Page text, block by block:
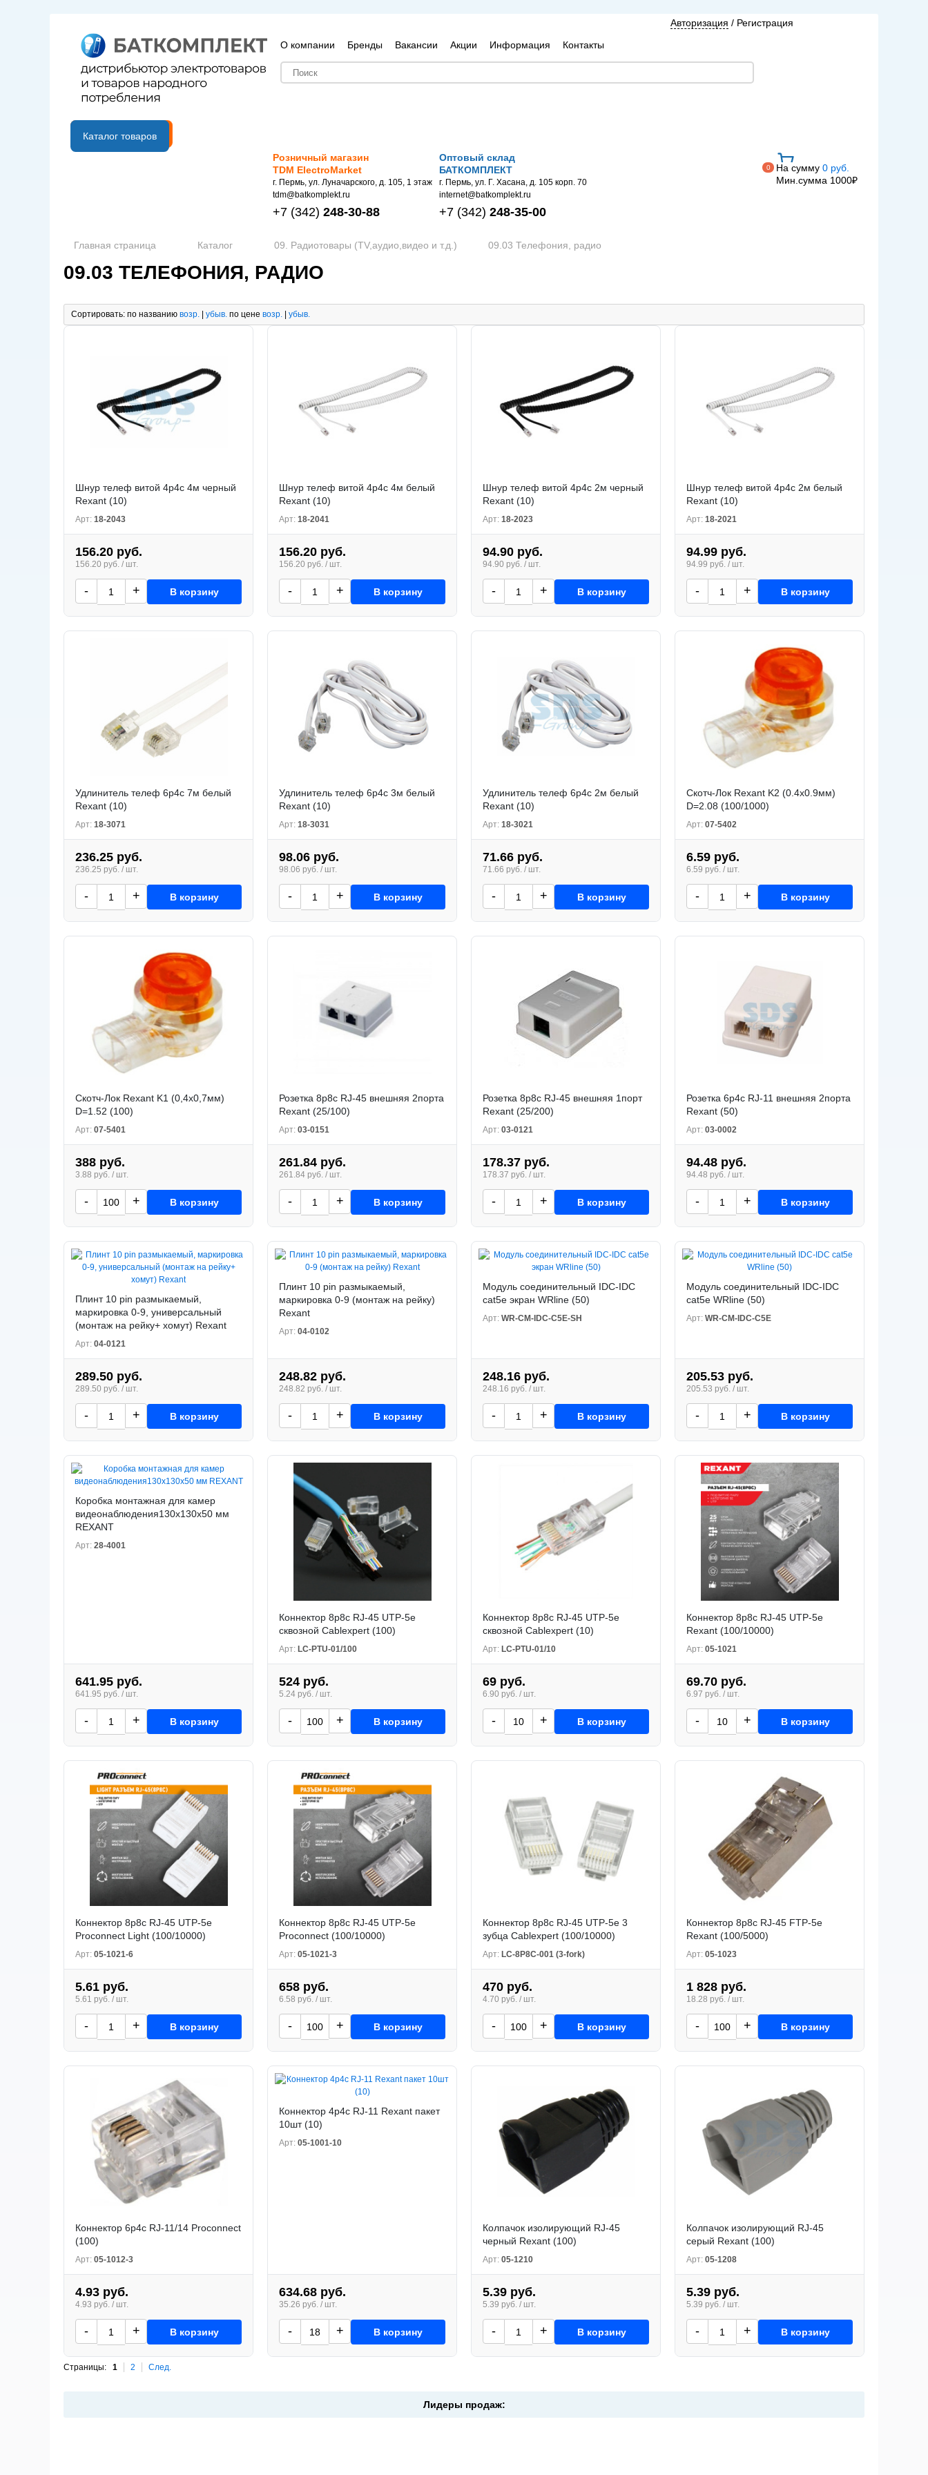
О компании Бренды Вакансии Акции Информация Контакты
Авторизация / Регистрация
B2B портал
Каталог товаров
Розничный магазин
TDM ElectroMarket
г. Пермь, ул. Луначарского, д. 105, 1 этаж
tdm@batkomplekt.ru
+7 (342) 248-30-88
Оптовый склад
БАТКОМПЛЕКТ
г. Пермь, ул. Г. Хасана, д. 105 корп. 70
internet@batkomplekt.ru
+7 (342) 248-35-00
0 На сумму 0 руб.
Мин.сумма 1000₽
Главная страница Каталог 09. Радиотовары (TV,аудио,видео и т.д.) 09.03 Телефония, радио
09.03 ТЕЛЕФОНИЯ, РАДИО
Сортировать: по названию возр. | убыв. по цене возр. | убыв.
Шнур телеф витой 4р4с 4м черный
Rexant (10)
Арт: 18-2043
156.20 руб.
156.20 руб. / шт.
- + В корзину
Шнур телеф витой 4р4с 4м белый
Rexant (10)
Арт: 18-2041
156.20 руб.
156.20 руб. / шт.
- + В корзину
Шнур телеф витой 4р4с 2м черный
Rexant (10)
Арт: 18-2023
94.90 руб.
94.90 руб. / шт.
- + В корзину
Шнур телеф витой 4р4с 2м белый
Rexant (10)
Арт: 18-2021
94.99 руб.
94.99 руб. / шт.
- + В корзину
Удлинитeль телеф 6р4с 7м белый
Rexant (10)
Арт: 18-3071
236.25 руб.
236.25 руб. / шт.
- + В корзину
Удлинитeль телеф 6р4с 3м белый
Rexant (10)
Арт: 18-3031
98.06 руб.
98.06 руб. / шт.
- + В корзину
Удлинитeль телеф 6р4с 2м белый
Rexant (10)
Арт: 18-3021
71.66 руб.
71.66 руб. / шт.
- + В корзину
Скотч-Лок Rexant K2 (0.4х0.9мм)
D=2.08 (100/1000)
Арт: 07-5402
6.59 руб.
6.59 руб. / шт.
- + В корзину
Скотч-Лок Rexant K1 (0,4х0,7мм)
D=1.52 (100)
Арт: 07-5401
388 руб.
3.88 руб. / шт.
- + В корзину
Розетка 8p8c RJ-45 внешняя 2порта
Rexant (25/100)
Арт: 03-0151
261.84 руб.
261.84 руб. / шт.
- + В корзину
Розетка 8p8c RJ-45 внешняя 1порт
Rexant (25/200)
Арт: 03-0121
178.37 руб.
178.37 руб. / шт.
- + В корзину
Розетка 6p4c RJ-11 внешняя 2порта
Rexant (50)
Арт: 03-0002
94.48 руб.
94.48 руб. / шт.
- + В корзину
Плинт 10 pin размыкаемый,
маркировка 0-9, универсальный
(монтаж на рейку+ хомут) Rexant
Арт: 04-0121
289.50 руб.
289.50 руб. / шт.
- + В корзину
Плинт 10 pin размыкаемый,
маркировка 0-9 (монтаж на рейку)
Rexant
Арт: 04-0102
248.82 руб.
248.82 руб. / шт.
- + В корзину
Модуль соединительный IDC-IDC
cat5е экран WRline (50)
Арт: WR-CM-IDC-C5E-SH
248.16 руб.
248.16 руб. / шт.
- + В корзину
Модуль соединительный IDC-IDC
cat5е WRline (50)
Арт: WR-CM-IDC-C5E
205.53 руб.
205.53 руб. / шт.
- + В корзину
Коробка монтажная для камер
видеонаблюдения130х130х50 мм
REXANT
Арт: 28-4001
641.95 руб.
641.95 руб. / шт.
- + В корзину
Коннектор 8р8с RJ-45 UTP-5e
сквозной Cablexpert (100)
Арт: LC-PTU-01/100
524 руб.
5.24 руб. / шт.
- + В корзину
Коннектор 8р8с RJ-45 UTP-5e
сквозной Cablexpert (10)
Арт: LC-PTU-01/10
69 руб.
6.90 руб. / шт.
- + В корзину
Коннектор 8р8с RJ-45 UTP-5e
Rexant (100/10000)
Арт: 05-1021
69.70 руб.
6.97 руб. / шт.
- + В корзину
Коннектор 8р8с RJ-45 UTP-5e
Proconnect Light (100/10000)
Арт: 05-1021-6
5.61 руб.
5.61 руб. / шт.
- + В корзину
Коннектор 8р8с RJ-45 UTP-5e
Proconnect (100/10000)
Арт: 05-1021-3
658 руб.
6.58 руб. / шт.
- + В корзину
Коннектор 8р8с RJ-45 UTP-5e 3
зубца Cablexpert (100/10000)
Арт: LC-8P8C-001 (3-fork)
470 руб.
4.70 руб. / шт.
- + В корзину
Коннектор 8р8с RJ-45 FTP-5e
Rexant (100/5000)
Арт: 05-1023
1 828 руб.
18.28 руб. / шт.
- + В корзину
Коннектор 6p4c RJ-11/14 Proconnect
(100)
Арт: 05-1012-3
4.93 руб.
4.93 руб. / шт.
- + В корзину
Коннектор 4p4c RJ-11 Rexant пакет
10шт (10)
Арт: 05-1001-10
634.68 руб.
35.26 руб. / шт.
- + В корзину
Колпачок изолирующий RJ-45
черный Rexant (100)
Арт: 05-1210
5.39 руб.
5.39 руб. / шт.
- + В корзину
Колпачок изолирующий RJ-45
серый Rexant (100)
Арт: 05-1208
5.39 руб.
5.39 руб. / шт.
- + В корзину
Страницы: 1 2 След.
Лидеры продаж: